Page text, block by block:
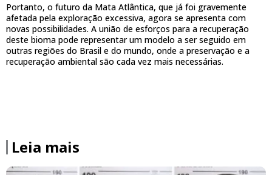
Portanto, o futuro da Mata Atlântica, que já foi gravemente
afetada pela exploração excessiva, agora se apresenta com
novas possibilidades. A união de esforços para a recuperação
deste bioma pode representar um modelo a ser seguido em
outras regiões do Brasil e do mundo, onde a preservação e a
recuperação ambiental são cada vez mais necessárias.
Leia mais